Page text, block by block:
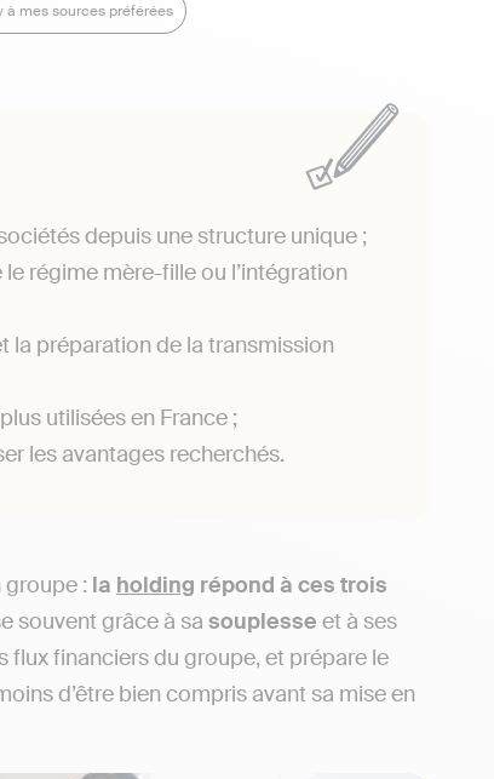
à mes sources préférées
depuis une structure unique ;
régime mère-fille ou l’intégration
la préparation de la transmission
utilisées en France ;
les avantages recherchés.
: la holding répond à ces trois
souvent grâce à sa souplesse et à ses
flux financiers du groupe, et prépare le
d’être bien compris avant sa mise en